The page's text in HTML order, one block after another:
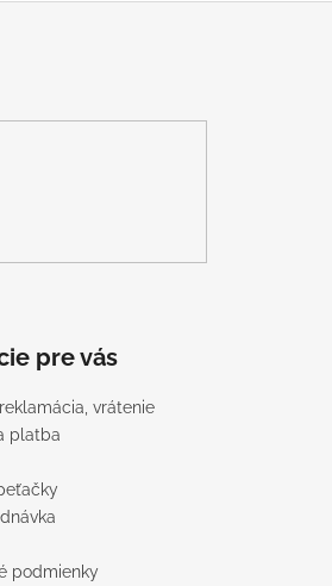
pre vás
vrátenie
platba
podmienky